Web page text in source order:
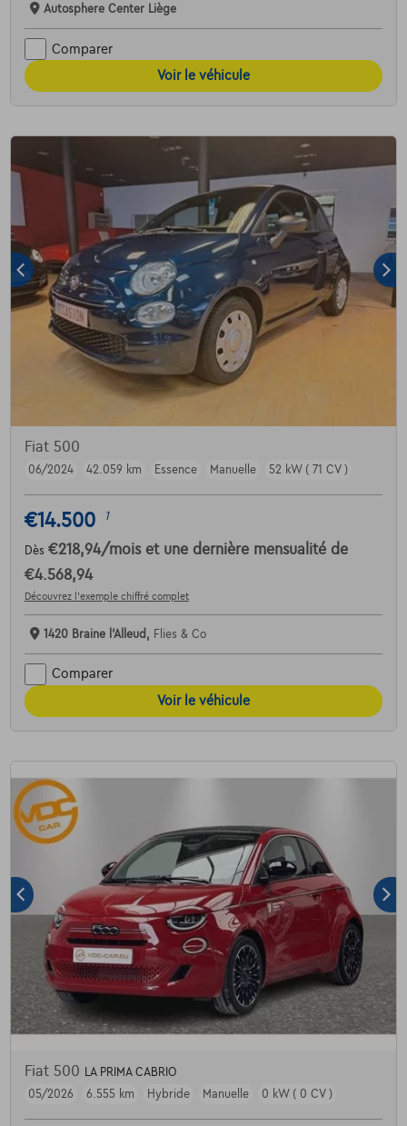
Autosphere Center Liège
Comparer
Voir le véhicule
Fiat 500
06/2024 42.059 km Essence Manuelle 52 kW ( 71 CV )
€14.500 1
Dès €218,94/mois et une dernière mensualité de
€4.568,94
Découvrez l’exemple chiffré complet
1420 Braine l'Alleud, Flies & Co
Comparer
Voir le véhicule
Fiat 500 LA PRIMA CABRIO
05/2026
6.555 km Hybride Manuelle 0 kW ( 0 CV )